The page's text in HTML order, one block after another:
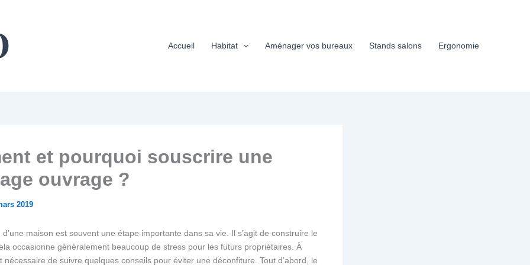
Accueil
Habitat Aménager vos bureaux Stands salons Ergonomie
et pourquoi souscrire une
ouvrage ?
2019
maison est souvent une étape importante dans sa vie. Il s’agit de construire le
occasionne généralement beaucoup de stress pour les futurs propriétaires. À
nécessaire de suivre quelques conseils pour éviter une déconfiture. Tout d’abord, le